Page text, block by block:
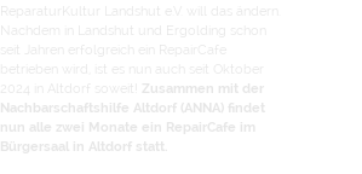
ReparaturKultur Landshut e.V. will das ändern.
Nachdem in Landshut und Ergolding schon
seit Jahren erfolgreich ein RepairCafe
betrieben wird, ist es nun auch seit Oktober
2024 in Altdorf soweit! Zusammen mit der
Nachbarschaftshilfe Altdorf (ANNA) findet
nun alle zwei Monate ein RepairCafe im
Bürgersaal in Altdorf statt.